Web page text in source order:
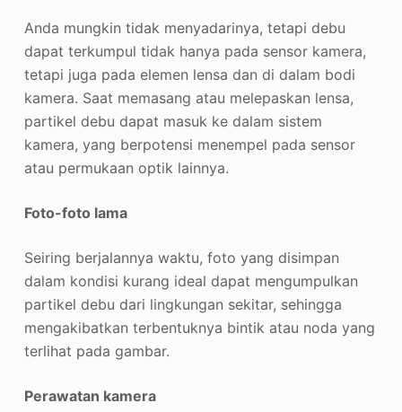
Anda mungkin tidak menyadarinya, tetapi debu
dapat terkumpul tidak hanya pada sensor kamera,
tetapi juga pada elemen lensa dan di dalam bodi
kamera. Saat memasang atau melepaskan lensa,
partikel debu dapat masuk ke dalam sistem
kamera, yang berpotensi menempel pada sensor
atau permukaan optik lainnya.
Foto-foto lama
Seiring berjalannya waktu, foto yang disimpan
dalam kondisi kurang ideal dapat mengumpulkan
partikel debu dari lingkungan sekitar, sehingga
mengakibatkan terbentuknya bintik atau noda yang
terlihat pada gambar.
Perawatan kamera